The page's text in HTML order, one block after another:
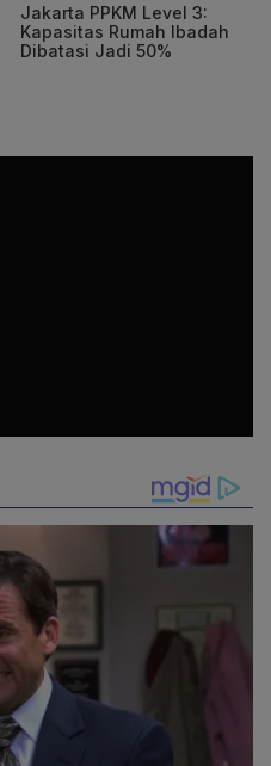
Jakarta PPKM Level 3:
Kapasitas Rumah Ibadah
Dibatasi Jadi 50%